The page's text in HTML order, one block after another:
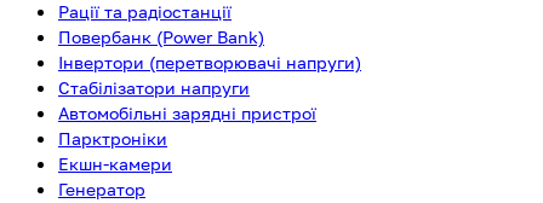
Рації та радіостанції
Повербанк (Power Bank)
Інвертори (перетворювачі напруги)
Стабілізатори напруги
Автомобільні зарядні пристрої
Парктроніки
Екшн-камери
Генератор